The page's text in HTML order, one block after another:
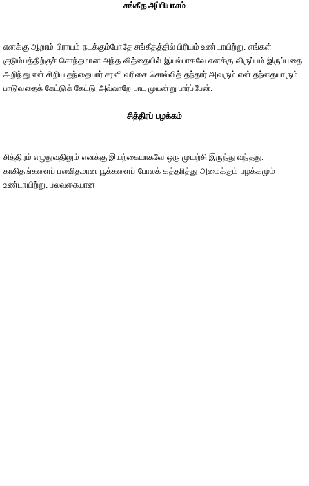
சங்கீத அப்பியாசம்
எனக்கு ஆறாம் பிராயம் நடக்கும்போதே சங்கீதத்தில் பிரியம் உண்டாயிற்று. எங்கள்
குடும்பத்திற்குச் சொந்தமான அந்த வித்தையில் இயல்பாகவே எனக்கு விருப்பம் இருப்பதை
அறிந்து என் சிறிய தந்தையார் சரளி வரிசை சொல்லித் தந்தார் அவரும் என் தந்தையாரும்
பாடுவதைக் கேட்டுக் கேட்டு அவ்வாறே பாட முயன்று பார்ப்பேன்.
சித்திரப் பழக்கம்
சித்திரம் எழுதுவதிலும் எனக்கு இயற்கையாகவே ஒரு முயற்சி இருந்து வந்தது.
காகிதங்களைப் பலவிதமான பூக்களைப் போலக் கத்தரித்து அமைக்கும் பழக்கமும்
உண்டாயிற்று. பலவகையான